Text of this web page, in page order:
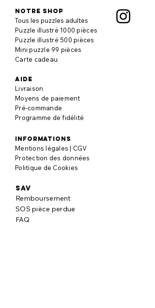
Notre shop
Tous les puzzles adultes
Puzzle illustré 1000 pièces
Puzzle illustré 500 pièces
Mini puzzle 99 pièces
Carte cadeau
aide
Livraison
Moyens de paiement
Pré-commande
Programme de fidélité
informations
Mentions légales | CGV
Protection des données
Politique de Cookies
SAV
Remboursement
SOS pièce perdue
FAQ